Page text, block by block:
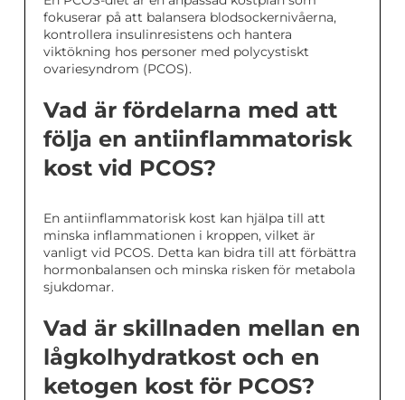
fokuserar på att balansera blodsockernivåerna,
kontrollera insulinresistens och hantera
viktökning hos personer med polycystiskt
ovariesyndrom (PCOS).
Vad är fördelarna med att
följa en antiinflammatorisk
kost vid PCOS?
En antiinflammatorisk kost kan hjälpa till att
minska inflammationen i kroppen, vilket är
vanligt vid PCOS. Detta kan bidra till att förbättra
hormonbalansen och minska risken för metabola
sjukdomar.
Vad är skillnaden mellan en
lågkolhydratkost och en
ketogen kost för PCOS?